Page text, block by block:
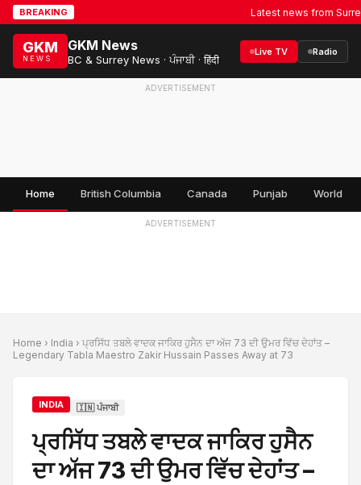
BREAKING Latest news from Surrey,
GKM
NEWS
GKM News
BC & Surrey News · ਪੰਜਾਬੀ · हिंदी
Live TV Radio
ADVERTISEMENT
Home British Columbia Canada Punjab World
ADVERTISEMENT
Home › India › ਪ੍ਰਸਿੱਧ ਤਬਲੇ ਵਾਦਕ ਜਾਕਿਰ ਹੁਸੈਨ ਦਾ ਅੱਜ 73 ਦੀ ਉਮਰ ਵਿੱਚ ਦੇਹਾਂਤ –
Legendary Tabla Maestro Zakir Hussain Passes Away at 73
INDIA 🇮🇳 ਪੰਜਾਬੀ
ਪ੍ਰਸਿੱਧ ਤਬਲੇ ਵਾਦਕ ਜਾਕਿਰ ਹੁਸੈਨ
ਦਾ ਅੱਜ 73 ਦੀ ਉਮਰ ਵਿੱਚ ਦੇਹਾਂਤ –